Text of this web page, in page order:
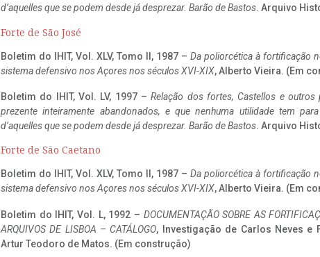
d’aquelles que se podem desde já desprezar. Barão de Bastos. Arquivo
Forte de São José
Boletim do IHIT, Vol. XLV, Tomo II, 1987 – Da poliorcética à fortificação
sistema defensivo nos Açores nos séculos XVI-XIX, Alberto Vieira. (Em
Boletim do IHIT, Vol. LV, 1997 –Relação dos fortes, Castellos e
prezente inteiramente abandonados, e que nenhuma utilidade tem
d’aquelles que se podem desde já desprezar. Barão de Bastos. Arquivo
Forte de São Caetano
Boletim do IHIT, Vol. XLV, Tomo II, 1987 – Da poliorcética à fortificação
sistema defensivo nos Açores nos séculos XVI-XIX, Alberto Vieira. (Em
Boletim do IHIT, Vol. L, 1992 – DOCUMENTAÇÃO SOBRE AS
ARQUIVOS DE LISBOA – CATÁLOGO, Investigação de Carlos Neves e
Artur Teodoro de Matos. (Em construção)